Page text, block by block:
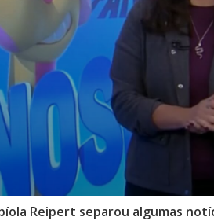
Reipert separou algumas